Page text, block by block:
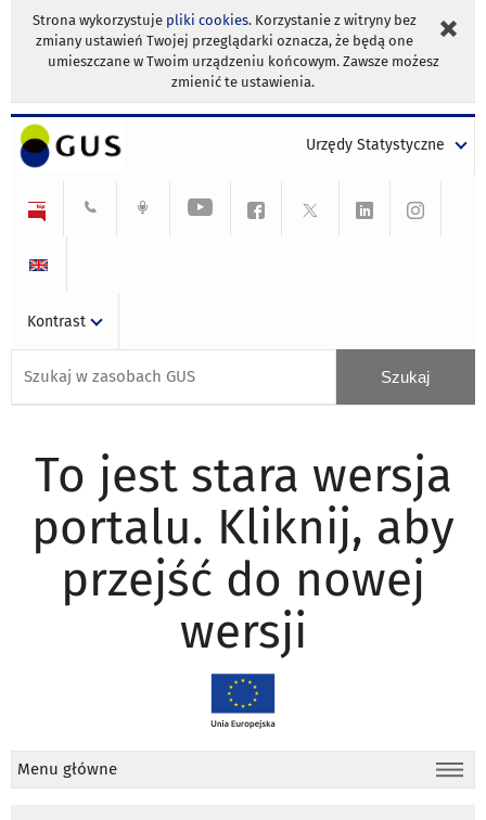
Strona wykorzystuje pliki cookies. Korzystanie z witryny bez
zmiany ustawień Twojej przeglądarki oznacza, że będą one
umieszczane w Twoim urządzeniu końcowym. Zawsze możesz
zmienić te ustawienia.
Urzędy Statystyczne
Kontrast
To jest stara wersja
portalu. Kliknij, aby
przejść do nowej
wersji
Menu główne